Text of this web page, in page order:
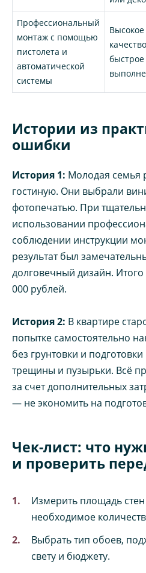
Профессиональный
монтаж с помощью
пистолета и
автоматической
системы
Высокое
быстрое
Истории из
ошибки
История 1: Молодая семья
гостиную. Они выбрали
фотопечатью. При
использовании
соблюдении инструкции
результат был
долговечный дизайн.
000 рублей.
История 2: В квартире
попытке самостоятельно
без грунтовки и
трещины и пузырьки. Всё
за счет дополнительных
— не экономить на
Чек-лист: что
и проверить
Измерить площадь
необходимое
Выбрать тип обоев,
свету и бюджету.